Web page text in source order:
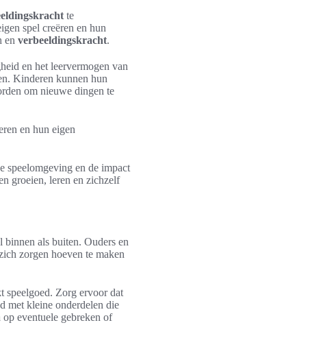
te
spel creëren en hun
en verbeeldingskracht.
en het leervermogen van
Kinderen kunnen hun
om nieuwe dingen te
en hun eigen
speelomgeving en de impact
groeien, leren en zichzelf
binnen als buiten. Ouders en
zorgen hoeven te maken
speelgoed. Zorg ervoor dat
met kleine onderdelen die
eventuele gebreken of